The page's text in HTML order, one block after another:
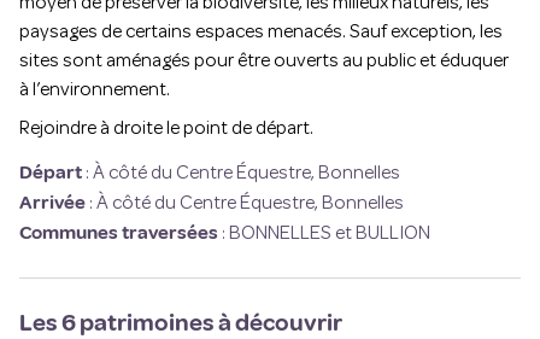
paysages de certains espaces menacés. Sauf exception, les
sites sont aménagés pour être ouverts au public et éduquer
à l’environnement.
Rejoindre à droite le point de départ.
Départ : À côté du Centre Équestre, Bonnelles
Arrivée : À côté du Centre Équestre, Bonnelles
Communes traversées : BONNELLES et BULLION
Les 6 patrimoines à découvrir